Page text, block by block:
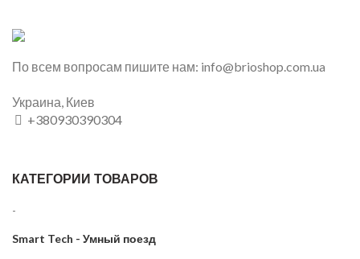
По всем вопросам пишите нам: info@brioshop.com.ua
Украина, Киев
+380930390304
КАТЕГОРИИ ТОВАРОВ
-
Smart Tech - Умный поезд